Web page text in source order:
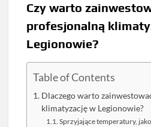
Czy warto
profesjonalną
Legionowie?
Table of Contents
Dlaczego warto
klimatyzację w Legionowie?
Sprzyjające temperatury,